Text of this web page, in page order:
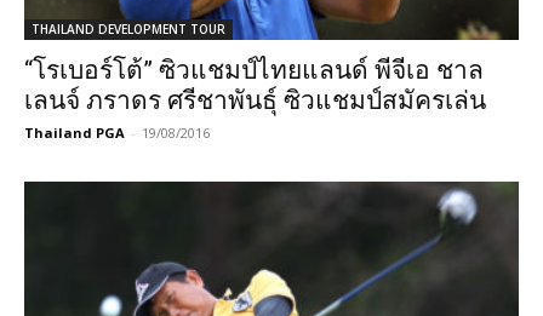
THAILAND DEVELOPMENT TOUR
“โรเบอร์โต้” ซิวแชมป์ไทยแลนด์ พีจีเอ ชาล
เลนจ์ ภราดร ศรีชาพันธุ์ ซิวแชมป์สมัครเล่น
Thailand PGA - 19/08/2016